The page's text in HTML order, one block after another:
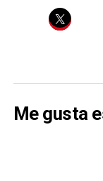
Me gusta